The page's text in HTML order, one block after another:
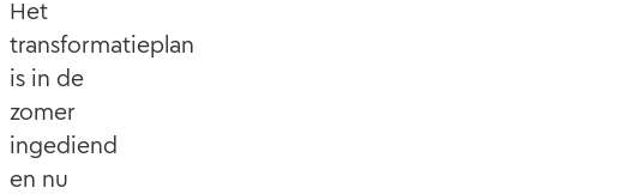
Het
transformatieplan
is in de
zomer
ingediend
en nu